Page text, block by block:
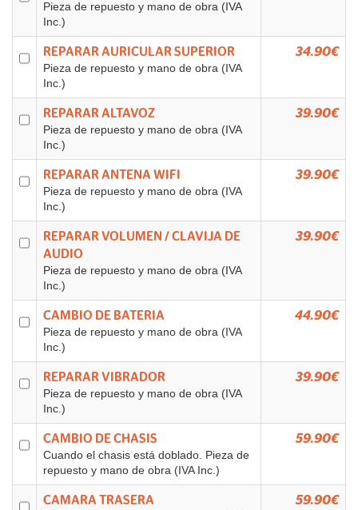
Pieza de repuesto y mano de obra (IVA
Inc.)
REPARAR AURICULAR SUPERIOR
Pieza de repuesto y mano de obra (IVA
Inc.)
34.90€
REPARAR ALTAVOZ
Pieza de repuesto y mano de obra (IVA
Inc.)
39.90€
REPARAR ANTENA WIFI
Pieza de repuesto y mano de obra (IVA
Inc.)
39.90€
REPARAR VOLUMEN / CLAVIJA DE
AUDIO
Pieza de repuesto y mano de obra (IVA
Inc.)
39.90€
CAMBIO DE BATERIA
Pieza de repuesto y mano de obra (IVA
Inc.)
44.90€
REPARAR VIBRADOR
Pieza de repuesto y mano de obra (IVA
Inc.)
39.90€
CAMBIO DE CHASIS
Cuando el chasis está doblado. Pieza de
repuesto y mano de obra (IVA Inc.)
59.90€
CAMARA TRASERA 59.90€